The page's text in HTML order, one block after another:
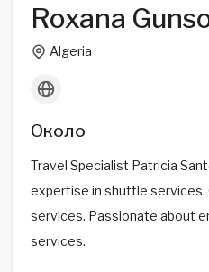
Roxana
Algeria
Около
Travel Specialist Patricia
expertise in shuttle services.
services. Passionate about
services.